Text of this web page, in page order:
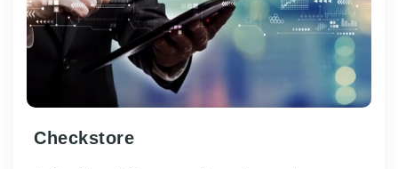
Checkstore